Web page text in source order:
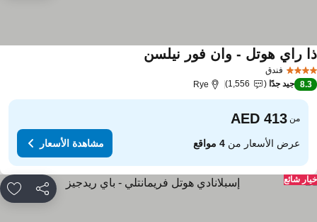
فندق
راي هوتل - وان فور نيلسنمشاهدة الأسعار
8.3 جيد جدًا 1,556
Rye
من
عرض الأسعار من4 مواقع مشاهدة الأسعار
مشاركة
شائع